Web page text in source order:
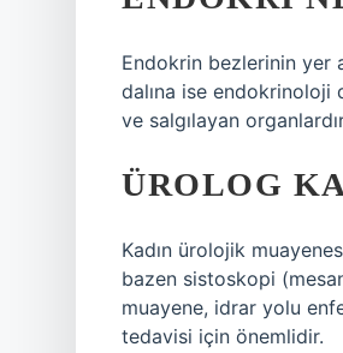
Endokrin bezlerinin yer
dalına ise endokrinoloji
ve salgılayan
ÜROLOG
Kadın ürolojik
bazen sistoskopi
muayene, idrar yolu
tedavisi için önemlidir.